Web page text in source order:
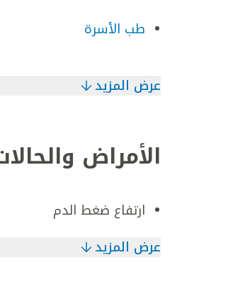
طب الأسرة
عرض المزيد
الأمراض
ارتفاع ضغط الدم
عرض المزيد